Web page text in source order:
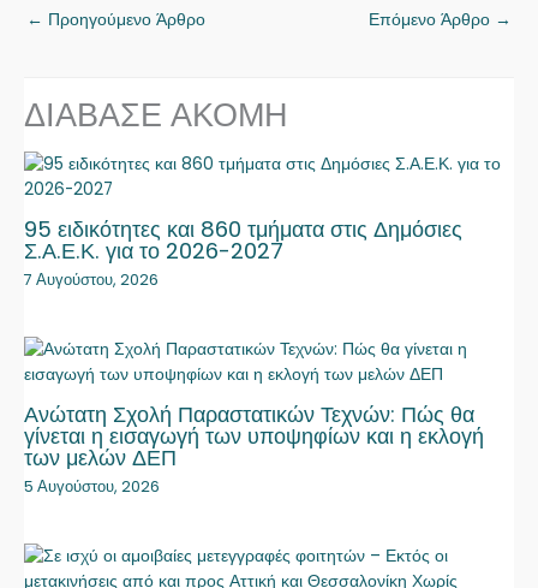
← Προηγούμενο Άρθρο Επόμενο Άρθρο →
ΔΙΑΒΑΣΕ ΑΚΟΜΗ
95 ειδικότητες και 860 τμήματα στις Δημόσιες
Σ.Α.Ε.Κ. για το 2026-2027
7 Αυγούστου, 2026
Ανώτατη Σχολή Παραστατικών Τεχνών: Πώς θα
γίνεται η εισαγωγή των υποψηφίων και η εκλογή
των μελών ΔΕΠ
5 Αυγούστου, 2026